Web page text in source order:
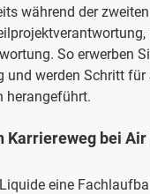
während der
So erwerben
und werden Schritt für
herangeführt.
Karriereweg bei
eine